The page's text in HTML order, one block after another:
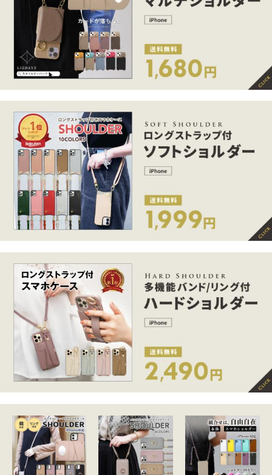
ス スマホケース
ショルダータイプ
iphone17pro iPhon
e16 ケース iPhone
SE 大人女子
(2.0%)
15 ケース iphone1
5pro iphone 14ケ
ース iphone12 iph
one13 miniケース
iphone 14proケ
44P (2.0%)
ョルダー iphone16
iphone15 ケース i
miniケース
帳型 全機種対応 i
Phone17 ケース iP
honeAir 16e 16 16
pro iphone15 iPho
ne14 iphone13 iph
one se iphone12 pr
o AQUOS se
2,502円（税込）
50P (2.0%)
帳型 全機種対応 i
Phone17 ケース iP
honeAir 16e 16 16
pro iphone15 iPho
ne14 iphone13 iph
one se iphone12 pr
o AQUOS se
2,429円（税込）
48P
Phone17 ケース iP
honeAir 16e 16 16
pro iphone15 iPho
ne14 iphone13 iph
one se iphone12 pr
2,232円（税込）
44P (2.0%)
Phone17 promax i
phone air ケース i
phone16 plus ipho
ne13mini iphone s
e AQUOS wi
1,251円 （税込）
(2.0%)
Phone17 iPhone Ai
r ケース 16 16pro i
phone15 iPhone14
iphone13 iphone se
iphone12 pro ipho
ne11 AQ
900円 （税込）
18P (2.0%)
hone16e pro iphon
e15 iPhone14 ipho
ne13 iphone se iph
one12 pro iphone1
1 AQUOS wi
26P (2.0%)
スマホケース 手
honeAir 16e 16 16
pro iphone15 iPho
ne14 iphone13 iph
one se iphone12 pr
o AQUOS se
スマホケース ハ
pro iphone15 iPho
ne14 iphone13 iph
one se iphone12 pr
o AQUOS se
スマホケース 手
pro iphone15 iPho
ne14 iphone13 iph
one se iphone12 pr
o AQUOS se
もっと見る